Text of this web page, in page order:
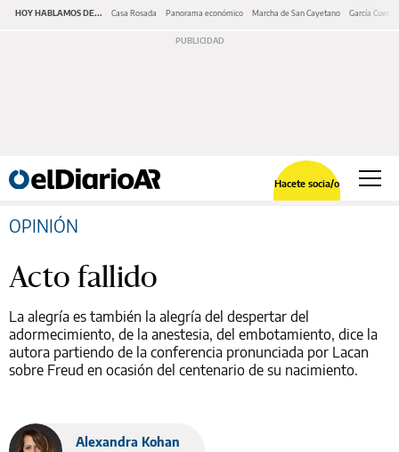
HOY HABLAMOS DE... Casa Rosada Panorama económico Marcha de San Cayetano García Cuerva
Hacete socia/o
OPINIÓN
Acto fallido
La alegría es también la alegría del despertar del
adormecimiento, de la anestesia, del embotamiento, dice la
autora partiendo de la conferencia pronunciada por Lacan
sobre Freud en ocasión del centenario de su nacimiento.
Alexandra Kohan